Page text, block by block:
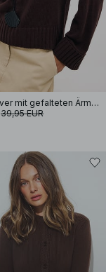
Strickpullover mit gefalteten Ärmeln
39,95 EUR